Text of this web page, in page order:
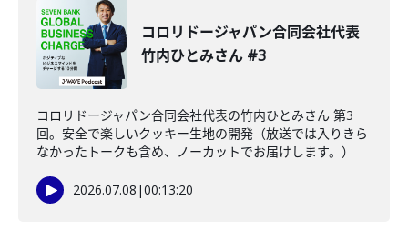
コロリドージャパン合同会社代表
竹内ひとみさん #3
コロリドージャパン合同会社代表の竹内ひとみさん 第3
回。安全で楽しいクッキー生地の開発（放送では入りきら
なかったトークも含め、ノーカットでお届けします。）
2026.07.08 |00:13:20